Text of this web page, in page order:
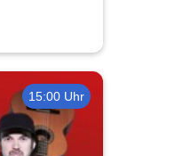
15:00 Uhr